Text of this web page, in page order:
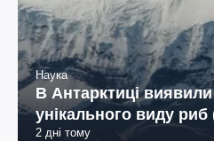
Наука
В Антарктиці виявили
унікального виду
2 дні тому